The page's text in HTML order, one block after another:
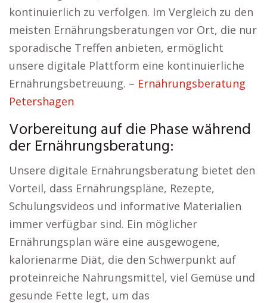
kontinuierlich zu verfolgen. Im Vergleich zu den
meisten Ernährungsberatungen vor Ort, die nur
sporadische Treffen anbieten, ermöglicht
unsere digitale Plattform eine kontinuierliche
Ernährungsbetreuung. – Ernährungsberatung
Petershagen
Vorbereitung auf die Phase während
der Ernährungsberatung:
Unsere digitale Ernährungsberatung bietet den
Vorteil, dass Ernährungspläne, Rezepte,
Schulungsvideos und informative Materialien
immer verfügbar sind. Ein möglicher
Ernährungsplan wäre eine ausgewogene,
kalorienarme Diät, die den Schwerpunkt auf
proteinreiche Nahrungsmittel, viel Gemüse und
gesunde Fette legt, um das